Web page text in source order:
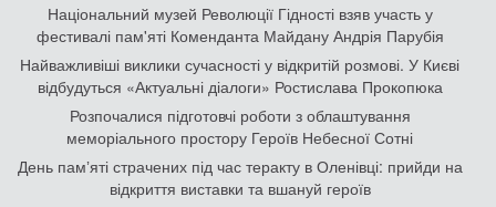
Національний музей Революції Гідності взяв участь у
фестивалі пам'яті Коменданта Майдану Андрія Парубія
Найважливіші виклики сучасності у відкритій розмові. У Києві
відбудуться «Актуальні діалоги» Ростислава Прокопюка
Розпочалися підготовчі роботи з облаштування
меморіального простору Героїв Небесної Сотні
День памʼяті страчених під час теракту в Оленівці: прийди на
відкриття виставки та вшануй героїв